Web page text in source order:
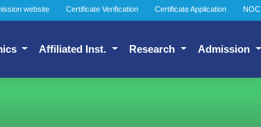
website Certificate Verification Certificate Application NOC
Affiliated Inst. Research Admission